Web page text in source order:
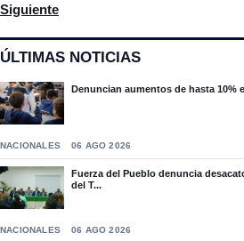
ÚLTIMAS NOTICIAS
Denuncian aumentos de hasta 10%
NACIONALES 06 AGO 2026
Fuerza del Pueblo denuncia
del T...
NACIONALES 06 AGO 2026
Artículo siguiente: Grupos populares
Siguiente